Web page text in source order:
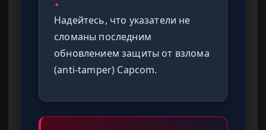
✦
Надейтесь, что указатели не
сломаны последним
обновлением защиты от взлома
(anti-tamper) Capcom.